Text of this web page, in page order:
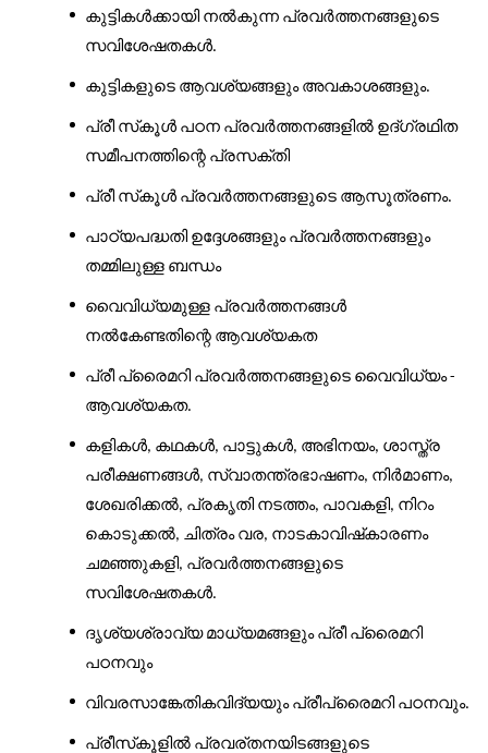
കുട്ടികൾക്കായി നൽകുന്ന പ്രവർത്തനങ്ങളുടെ
സവിശേഷതകൾ.
കുട്ടികളുടെ ആവശ്യങ്ങളും അവകാശങ്ങളും.
പ്രീ സ്കൂൾ പഠന പ്രവർത്തനങ്ങളിൽ ഉദ്ഗ്രഥിത
സമീപനത്തിന്റെ പ്രസക്തി
പ്രീ സ്കൂൾ പ്രവർത്തനങ്ങളുടെ ആസൂത്രണം.
പാഠ്യപദ്ധതി ഉദ്ദേശങ്ങളും പ്രവർത്തനങ്ങളും
തമ്മിലുള്ള ബന്ധം
വൈവിധ്യമുള്ള പ്രവർത്തനങ്ങൾ
നൽകേണ്ടതിന്റെ ആവശ്യകത
പ്രീ പ്രൈമറി പ്രവർത്തനങ്ങളുടെ വൈവിധ്യം-
ആവശ്യകത.
കളികൾ, കഥകൾ, പാട്ടുകൾ, അഭിനയം, ശാസ്ത്ര
പരീക്ഷണങ്ങൾ, സ്വാതന്ത്രഭാഷണം, നിർമാണം,
ശേഖരിക്കൽ, പ്രകൃതി നടത്തം, പാവകളി, നിറം
കൊടുക്കൽ, ചിത്രം വര, നാടകാവിഷ്കാരണം
ചമഞ്ഞുകളി, പ്രവർത്തനങ്ങളുടെ
സവിശേഷതകൾ.
ദൃശ്യശ്രാവ്യ മാധ്യമങ്ങളും പ്രീ പ്രൈമറി
പഠനവും
വിവരസാങ്കേതികവിദ്യയും പ്രീപ്രൈമറി പഠനവും.
പ്രീസ്കൂളിൽ പ്രവര്തനയിടങ്ങളുടെ